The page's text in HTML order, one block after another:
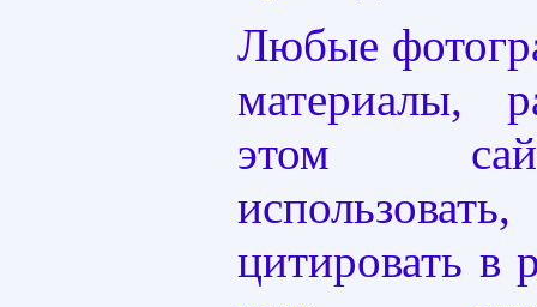
Любые
материалы,
этом
цитировать в